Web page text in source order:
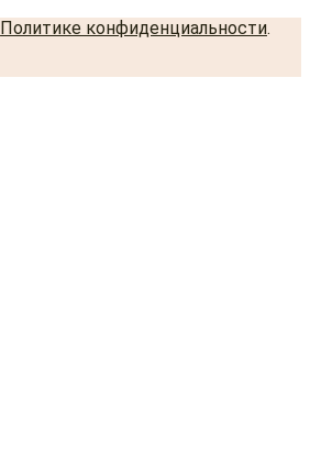
Политике конфиденциальности.